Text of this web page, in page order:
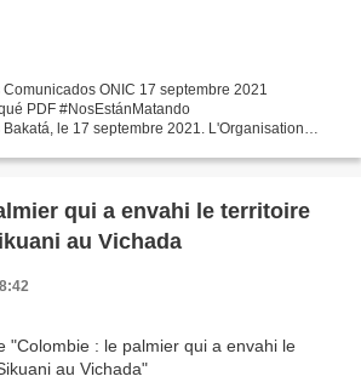
ONIC 17 septembre 2021
PDF #NosEstánMatando
le 17 septembre 2021. L'Organisation
qui a envahi le territoire
au Vichada